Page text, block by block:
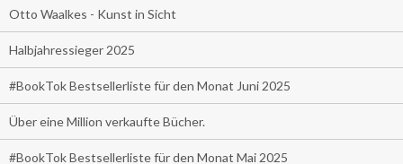
Otto Waalkes - Kunst in Sicht
Halbjahressieger 2025
#BookTok Bestsellerliste für den Monat Juni 2025
Über eine Million verkaufte Bücher.
#BookTok Bestsellerliste für den Monat Mai 2025